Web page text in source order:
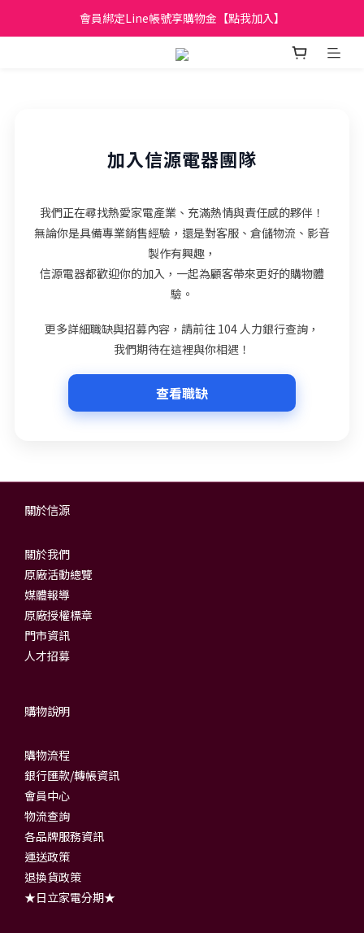
日立家電、國際牌 原廠管制價格 私訊優惠價
會員綁定Line帳號享購物金【點我加入】
全館滿299元免運
加入信源電器團隊
我們正在尋找熱愛家電產業、充滿熱情與責任感的夥伴！
無論你是具備專業銷售經驗，還是對客服、倉儲物流、影音
製作有興趣，
信源電器都歡迎你的加入，一起為顧客帶來更好的購物體
驗。
更多詳細職缺與招募內容，請前往 104 人力銀行查詢，
我們期待在這裡與你相遇！
查看職缺
關於信源
關於我們
原廠活動總覽
媒體報導
原廠授權標章
門市資訊
人才招募
購物說明
購物流程
銀行匯款/轉帳資訊
會員中心
物流查詢
各品牌服務資訊
運送政策
退換貨政策
★日立家電分期★